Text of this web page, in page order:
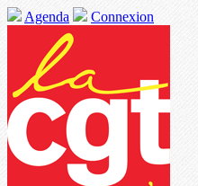
Agenda Connexion